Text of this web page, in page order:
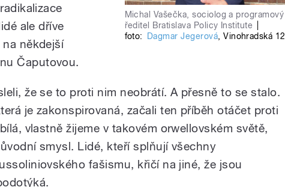
Michal Vašečka, sociolog a programový
ředitel Bratislava Policy Institute
foto:
Dagmar Jegerová,Vinohradská 12
ale dříve
někdejší
Čaputovou.
že se to proti nim neobrátí. A přesně to se stalo.
je zakonspirovaná, začali ten příběh otáčet proti
vlastně žijeme v takovém orwellovském světě,
smysl. Lidé, kteří splňují všechny
fašismu, křičí na jiné, že jsou